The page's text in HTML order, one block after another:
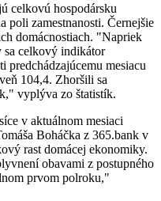
celkovú hospodársku
poli zamestnanosti. Černejšie
domácnostiach. "Napriek
sa celkový indikátor
predchádzajúcemu mesiacu
104,4. Zhoršili sa
vyplýva zo štatistík.
v aktuálnom mesiaci
Boháčka z 365.bank v
rast domácej ekonomiky.
obavami z postupného
prvom polroku,"